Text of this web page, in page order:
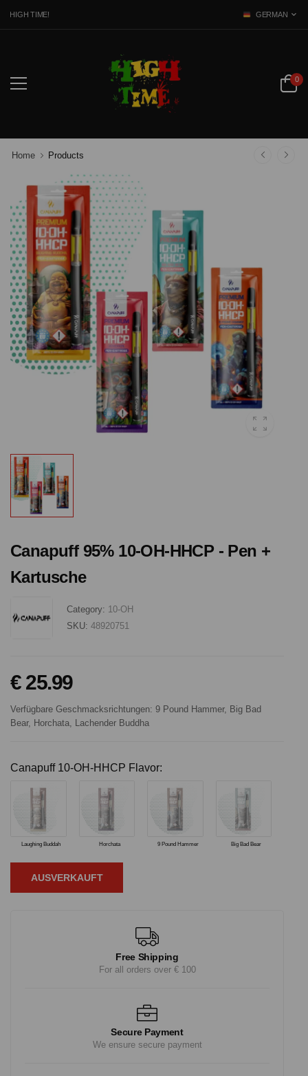
HIGH TIME! GERMAN
0
Home Products
Canapuff 95% 10-OH-HHCP - Pen +
Kartusche
Category: 10-OH
SKU: 48920751
€ 25.99
Verfügbare Geschmacksrichtungen: 9 Pound Hammer, Big Bad
Bear, Horchata, Lachender Buddha
Canapuff 10-OH-HHCP Flavor:
Laughing Buddah Horchata 9 Pound Hammer Big Bad Bear
AUSVERKAUFT
Free Shipping
For all orders over € 100
Secure Payment
We ensure secure payment